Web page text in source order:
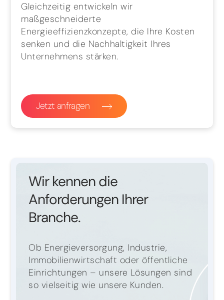
Gleichzeitig entwickeln wir
maßgeschneiderte
Energieeffizienzkonzepte, die Ihre Kosten
senken und die Nachhaltigkeit Ihres
Unternehmens stärken.
Jetzt anfragen
Wir kennen die
Anforderungen Ihrer
Branche.
Ob Energieversorgung, Industrie,
Immobilienwirtschaft oder öffentliche
Einrichtungen – unsere Lösungen sind
so vielseitig wie unsere Kunden.